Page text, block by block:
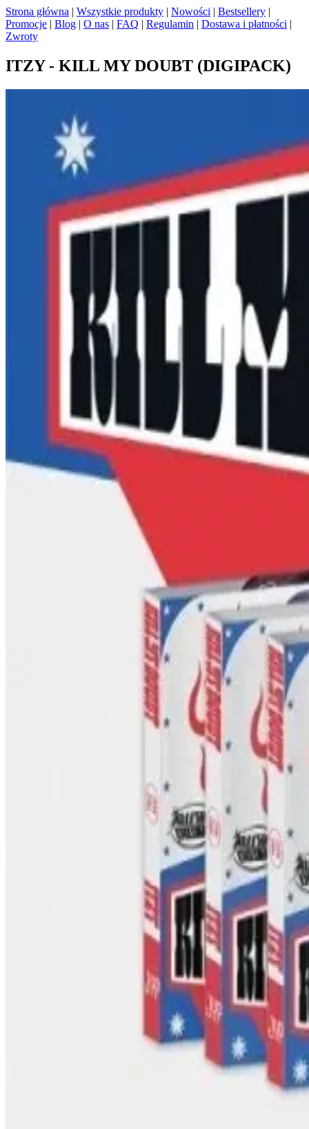
Strona główna | Wszystkie produkty | Nowości | Bestsellery |
Promocje | Blog | O nas | FAQ | Regulamin | Dostawa i płatności |
Zwroty
ITZY - KILL MY DOUBT (DIGIPACK)